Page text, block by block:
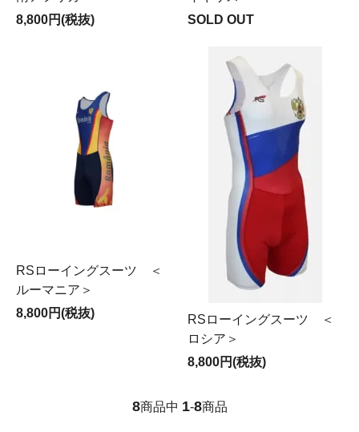
8,800円(税抜)
SOLD OUT
RSローイングスーツ ＜
ルーマニア＞
8,800円(税抜)
RSローイングスーツ ＜
ロシア＞
8,800円(税抜)
8商品中 1-8商品